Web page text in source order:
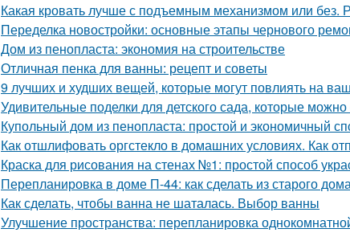
Какая кровать лучше с подъемным механизмом или без.
Переделка новостройки: основные этапы чернового
Дом из пенопласта: экономия на строительстве
Отличная пенка для ванны: рецепт и советы
9 лучших и худших вещей, которые могут повлиять на
Удивительные поделки для детского сада, которые
Купольный дом из пенопласта: простой и экономичный
Как отшлифовать оргстекло в домашних условиях. Как
Краска для рисования на стенах №1: простой способ
Перепланировка в доме П-44: как сделать из старого
Как сделать, чтобы ванна не шаталась. Выбор ванны
Улучшение пространства: перепланировка